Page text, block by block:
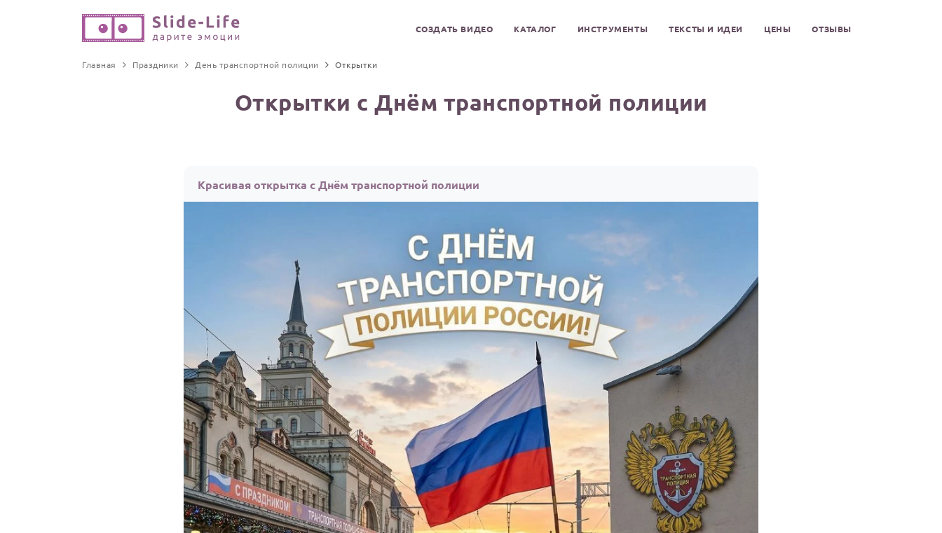
СОЗДАТЬ ВИДЕО КАТАЛОГ ИНСТРУМЕНТЫ ТЕКСТЫ И ИДЕИ ЦЕНЫ ОТЗЫВЫ
Главная Праздники День транспортной полиции Открытки
Открытки с Днём транспортной полиции
Красивая открытка с Днём транспортной полиции